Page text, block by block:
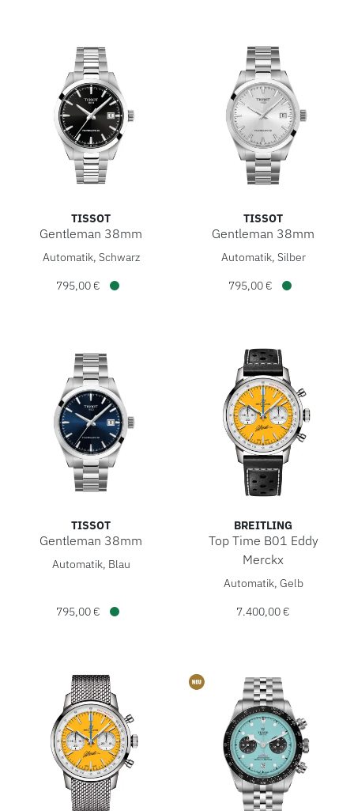
TISSOT
Gentleman 38mm
Tissot Gentleman 38mm, Ref: T165.807.11.051.00,
Automatik, Schwarz
795,00 €
TISSOT
Gentleman 38mm
Tissot Gentleman 38mm,
Automatik, Silber
795,00 €
TISSOT
Gentleman 38mm
Tissot Gentleman 38mm, Ref: T165.807.11.041.00,
Automatik, Blau
795,00 €
BREITLING
Top Time B01 Eddy
Merckx
Breitling Top Time B01
Automatik, Gelb
7.400,00 €